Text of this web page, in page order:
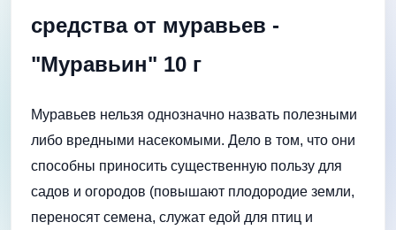
средства от муравьев -
"Муравьин" 10 г
Муравьев нельзя однозначно назвать полезными
либо вредными насекомыми. Дело в том, что они
способны приносить существенную пользу для
садов и огородов (повышают плодородие земли,
переносят семена, служат едой для птиц и